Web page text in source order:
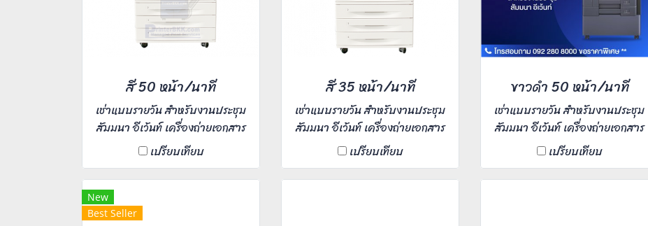
สี 50 หน้า/นาที
เช่าแบบรายวัน สำหรับงานประชุม
สัมมนา อีเว้นท์ เครื่องถ่ายเอกสาร
มัลติฟังก์ชั่นสี ความละเอียดงาน
พิมพ์ 1,200x2,400 dpi พิมพ์
งานละเอียดคมชัด ต้องการเช่า
@printerbkk
เปรียบเทียบ
สี 35 หน้า/นาที
เช่าแบบรายวัน สำหรับงานประชุม
สัมมนา อีเว้นท์ เครื่องถ่ายเอกสาร
มัลติฟังก์ชั่นสี ความละเอียดงาน
พิมพ์ 1,200x2,400 dpi พิมพ์
งานละเอียดคมชัด ต้องการเช่า
เปรียบเทียบ
ขาวดำ 50 หน้า/นาที
เช่าแบบรายวัน สำหรับงานประชุม
สัมมนา อีเว้นท์ เครื่องถ่ายเอกสาร
มัลติฟังก์ชั่นขาวดำ ความละเอียด
งานพิมพ์ 600x600 dpi /
1,200x1,200 dpi พิมพ์และสแกน
เปรียบเทียบ
New
Best Seller